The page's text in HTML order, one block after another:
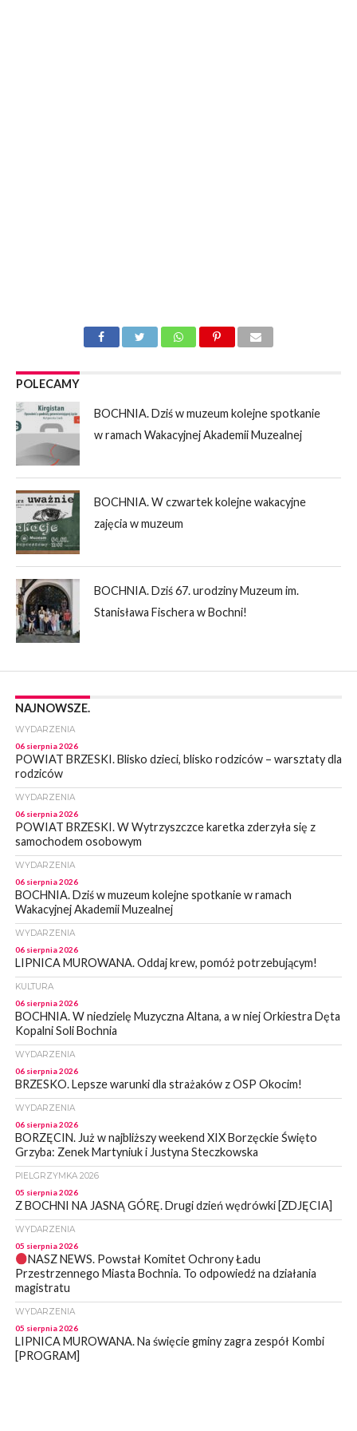
POLECAMY
BOCHNIA. Dziś w muzeum kolejne spotkanie
w ramach Wakacyjnej Akademii Muzealnej
BOCHNIA. W czwartek kolejne wakacyjne
zajęcia w muzeum
BOCHNIA. Dziś 67. urodziny Muzeum im.
Stanisława Fischera w Bochni!
NAJNOWSZE.
WYDARZENIA
06 sierpnia 2026
POWIAT BRZESKI. Blisko dzieci, blisko rodziców – warsztaty dla
rodziców
WYDARZENIA
06 sierpnia 2026
POWIAT BRZESKI. W Wytrzyszczce karetka zderzyła się z
samochodem osobowym
WYDARZENIA
06 sierpnia 2026
BOCHNIA. Dziś w muzeum kolejne spotkanie w ramach
Wakacyjnej Akademii Muzealnej
WYDARZENIA
06 sierpnia 2026
LIPNICA MUROWANA. Oddaj krew, pomóż potrzebującym!
KULTURA
06 sierpnia 2026
BOCHNIA. W niedzielę Muzyczna Altana, a w niej Orkiestra Dęta
Kopalni Soli Bochnia
WYDARZENIA
06 sierpnia 2026
BRZESKO. Lepsze warunki dla strażaków z OSP Okocim!
WYDARZENIA
06 sierpnia 2026
BORZĘCIN. Już w najbliższy weekend XIX Borzęckie Święto
Grzyba: Zenek Martyniuk i Justyna Steczkowska
PIELGRZYMKA 2026
05 sierpnia 2026
Z BOCHNI NA JASNĄ GÓRĘ. Drugi dzień wędrówki [ZDJĘCIA]
WYDARZENIA
05 sierpnia 2026
NASZ NEWS. Powstał Komitet Ochrony Ładu
Przestrzennego Miasta Bochnia. To odpowiedź na działania
magistratu
WYDARZENIA
05 sierpnia 2026
LIPNICA MUROWANA. Na święcie gminy zagra zespół Kombi
[PROGRAM]